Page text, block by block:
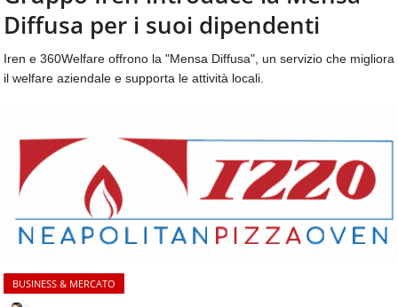
aggiornamenti
quotidiani
temi
come
food
&
beverage,
catering
e
articoli
sul
mondo
CONTATTI
Diffusa per i suoi dipendenti
Iren e 360Welfare offrono la "Mensa Diffusa", un servizio che migliora
il welfare aziendale e supporta le attività locali.
BUSINESS & MERCATO